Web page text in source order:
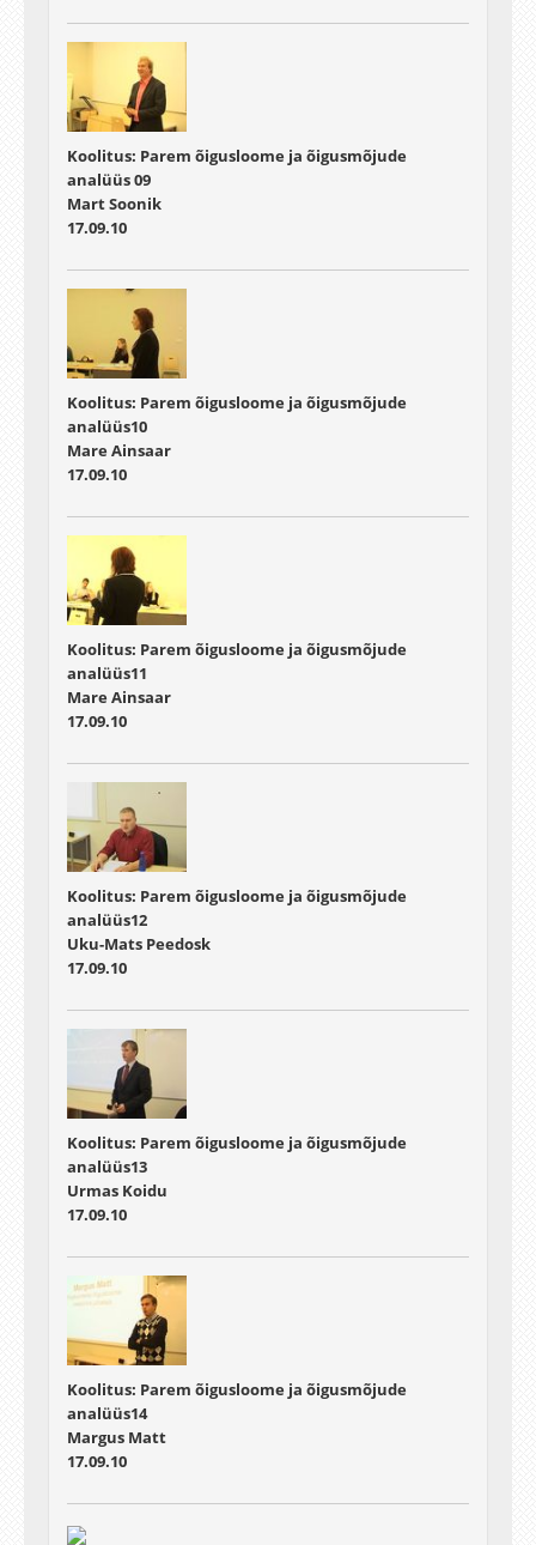
Koolitus: Parem õigusloome ja õigusmõjude
analüüs 09
Mart Soonik
17.09.10
Koolitus: Parem õigusloome ja õigusmõjude
analüüs10
Mare Ainsaar
17.09.10
Koolitus: Parem õigusloome ja õigusmõjude
analüüs11
Mare Ainsaar
17.09.10
Koolitus: Parem õigusloome ja õigusmõjude
analüüs12
Uku-Mats Peedosk
17.09.10
Koolitus: Parem õigusloome ja õigusmõjude
analüüs13
Urmas Koidu
17.09.10
Koolitus: Parem õigusloome ja õigusmõjude
analüüs14
Margus Matt
17.09.10